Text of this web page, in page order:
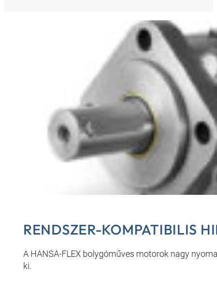
RENDSZER-KOMPATIBILIS
A HANSA-FLEX bolygóműves motorok nagy
ki.